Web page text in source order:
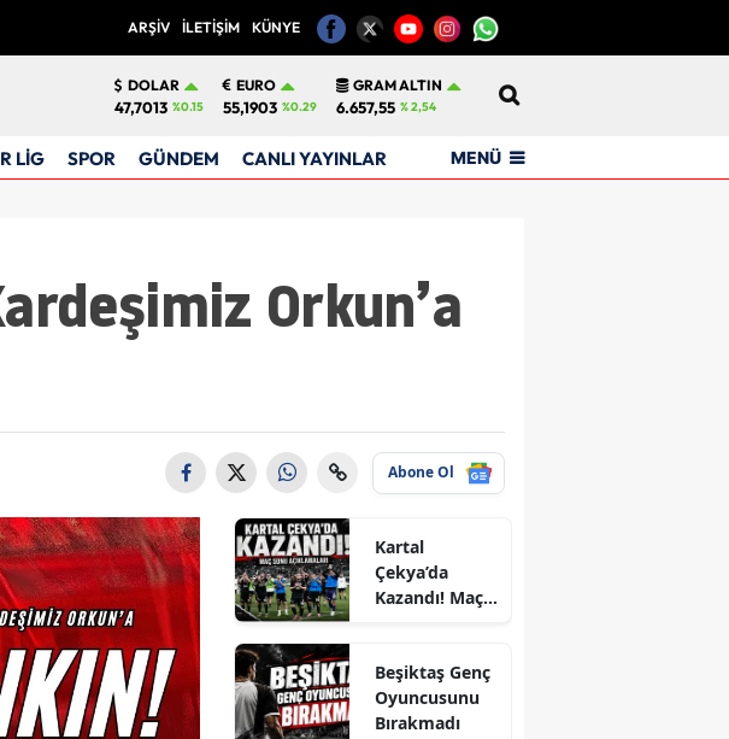
ARŞİV İLETİŞİM KÜNYE
DOLAR
47,7013 %0.15
EURO
55,1903 %0.29
GRAM ALTIN
6.657,55 % 2,54
LİG SPOR GÜNDEM CANLI YAYINLAR MENÜ
Orkun’a
Abone Ol
Kartal
Çekya’da
Kazandı! Maç
Beşiktaş Genç
Oyuncusunu
Bırakmadı